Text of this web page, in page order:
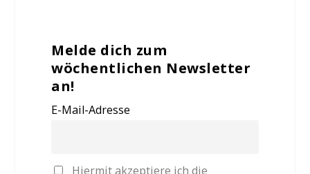
Melde dich zum
wöchentlichen Newsletter
an!
E-Mail-Adresse
Hiermit akzeptiere ich die